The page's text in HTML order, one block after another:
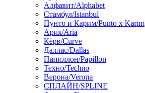
Алфавит/Alphabet
Стамбул/Istanbul
Пунто и Карим/Punto x Karim
Ария/Aria
Кёрв/Curve
Даллас/Dallas
Папиллон/Papillon
Техно/Techno
Верона/Verona
СПЛАЙН/SPLINE